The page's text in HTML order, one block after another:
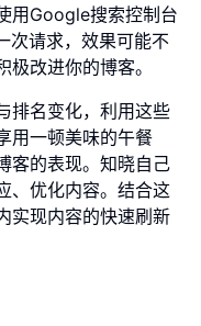
用Google搜索控制台
次请求，效果可能不
改进你的博客。
排名变化，利用这些
用一顿美味的午餐
客的表现。知晓自己
、优化内容。结合这
实现内容的快速刷新